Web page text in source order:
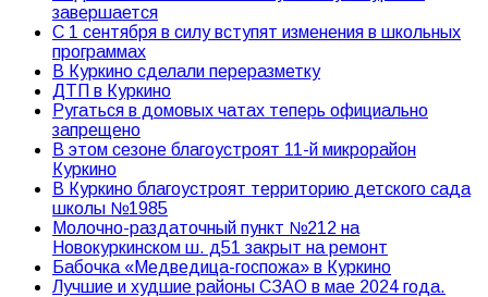
завершается
С 1 сентября в силу вступят изменения в школьных
программах
В Куркино сделали переразметку
ДТП в Куркино
Ругаться в домовых чатах теперь официально
запрещено
В этом сезоне благоустроят 11-й микрорайон
Куркино
В Куркино благоустроят территорию детского сада
школы №1985
Молочно-раздаточный пункт №212 на
Новокуркинском ш. д51 закрыт на ремонт
Бабочка «Медведица-госпожа» в Куркино
Лучшие и худшие районы СЗАО в мае 2024 года.